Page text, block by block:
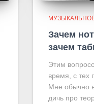
Зачем
зачем
Этим
время, с тех
Мне обычно
дичь про